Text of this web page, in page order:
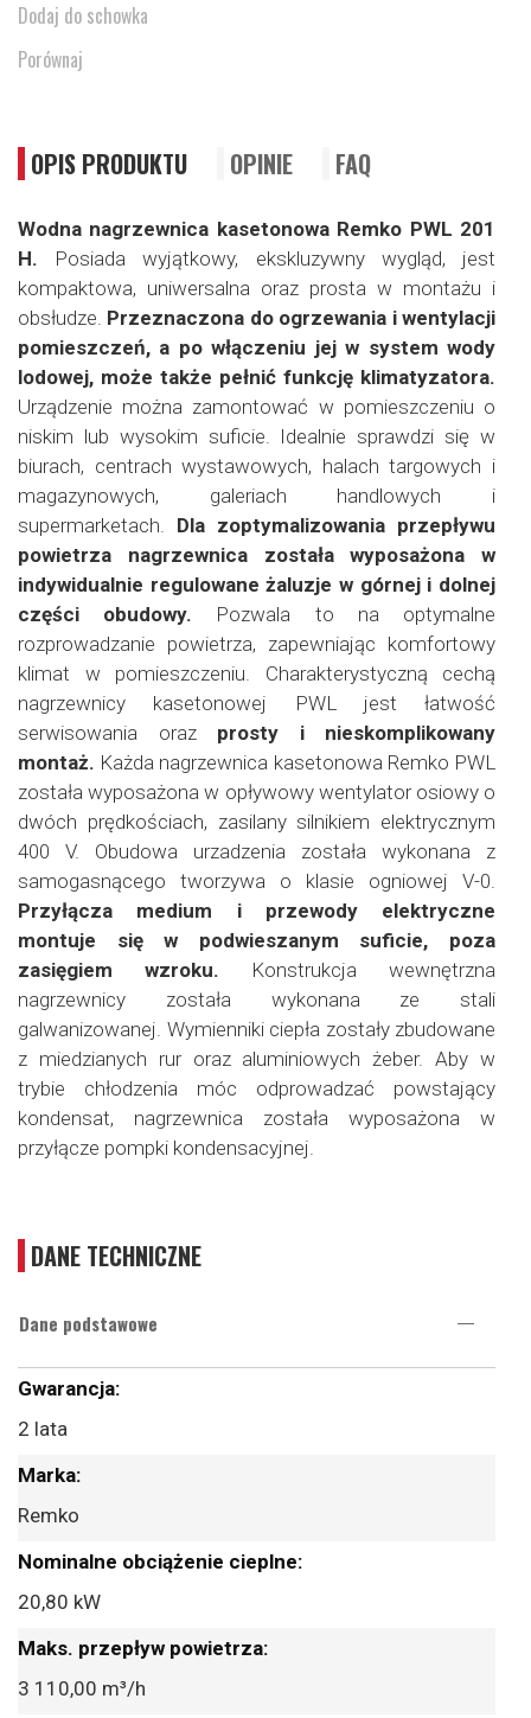
Dodaj do schowka
Porównaj
OPIS PRODUKTU OPINIE FAQ
Wodna nagrzewnica kasetonowa Remko PWL 201
H. Posiada wyjątkowy, ekskluzywny wygląd, jest
kompaktowa, uniwersalna oraz prosta w montażu i
obsłudze. Przeznaczona do ogrzewania i wentylacji
pomieszczeń, a po włączeniu jej w system wody
lodowej, może także pełnić funkcję klimatyzatora.
Urządzenie można zamontować w pomieszczeniu o
niskim lub wysokim suficie. Idealnie sprawdzi się w
biurach, centrach wystawowych, halach targowych i
magazynowych, galeriach handlowych i
supermarketach. Dla zoptymalizowania przepływu
powietrza nagrzewnica została wyposażona w
indywidualnie regulowane żaluzje w górnej i dolnej
części obudowy. Pozwala to na optymalne
rozprowadzanie powietrza, zapewniając komfortowy
klimat w pomieszczeniu. Charakterystyczną cechą
nagrzewnicy kasetonowej PWL jest łatwość
serwisowania oraz prosty i nieskomplikowany
montaż. Każda nagrzewnica kasetonowa Remko PWL
została wyposażona w opływowy wentylator osiowy o
dwóch prędkościach, zasilany silnikiem elektrycznym
400 V. Obudowa urzadzenia została wykonana z
samogasnącego tworzywa o klasie ogniowej V-0.
Przyłącza medium i przewody elektryczne
montuje się w podwieszanym suficie, poza
zasięgiem wzroku. Konstrukcja wewnętrzna
nagrzewnicy została wykonana ze stali
galwanizowanej. Wymienniki ciepła zostały zbudowane
z miedzianych rur oraz aluminiowych żeber. Aby w
trybie chłodzenia móc odprowadzać powstający
kondensat, nagrzewnica została wyposażona w
przyłącze pompki kondensacyjnej.
DANE TECHNICZNE
Dane podstawowe
Więcej
2 lata
Remko
20,80 kW
3 110,00 m³/h